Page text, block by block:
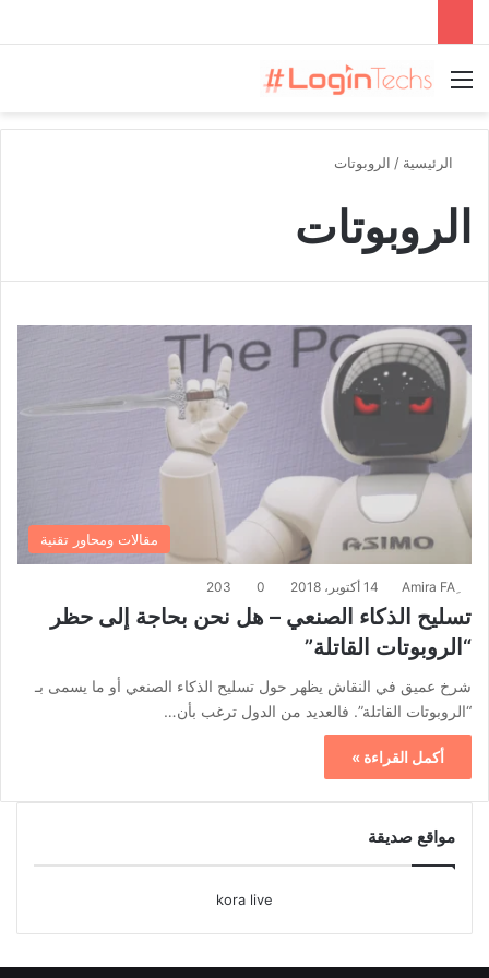
القائمة
الرئيسية / الروبوتات
الروبوتات
مقالات ومحاور تقنية
14 أكتوبر، 2018 0
203
تسليح الذكاء الصنعي – هل نحن بحاجة إلى حظر
“الروبوتات القاتلة”
شرخ عميق في النقاش يظهر حول تسليح الذكاء الصنعي أو ما يسمى بـ
“الروبوتات القاتلة”. فالعديد من الدول ترغب بأن…
أكمل القراءة »
مواقع صديقة
kora live